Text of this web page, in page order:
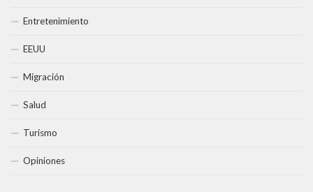
Entretenimiento
EEUU
Migración
Salud
Turismo
Opiniones